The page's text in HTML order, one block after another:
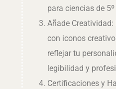
para ciencias de
Añade
con iconos
reflejar tu
legibilidad y
Certificaciones y